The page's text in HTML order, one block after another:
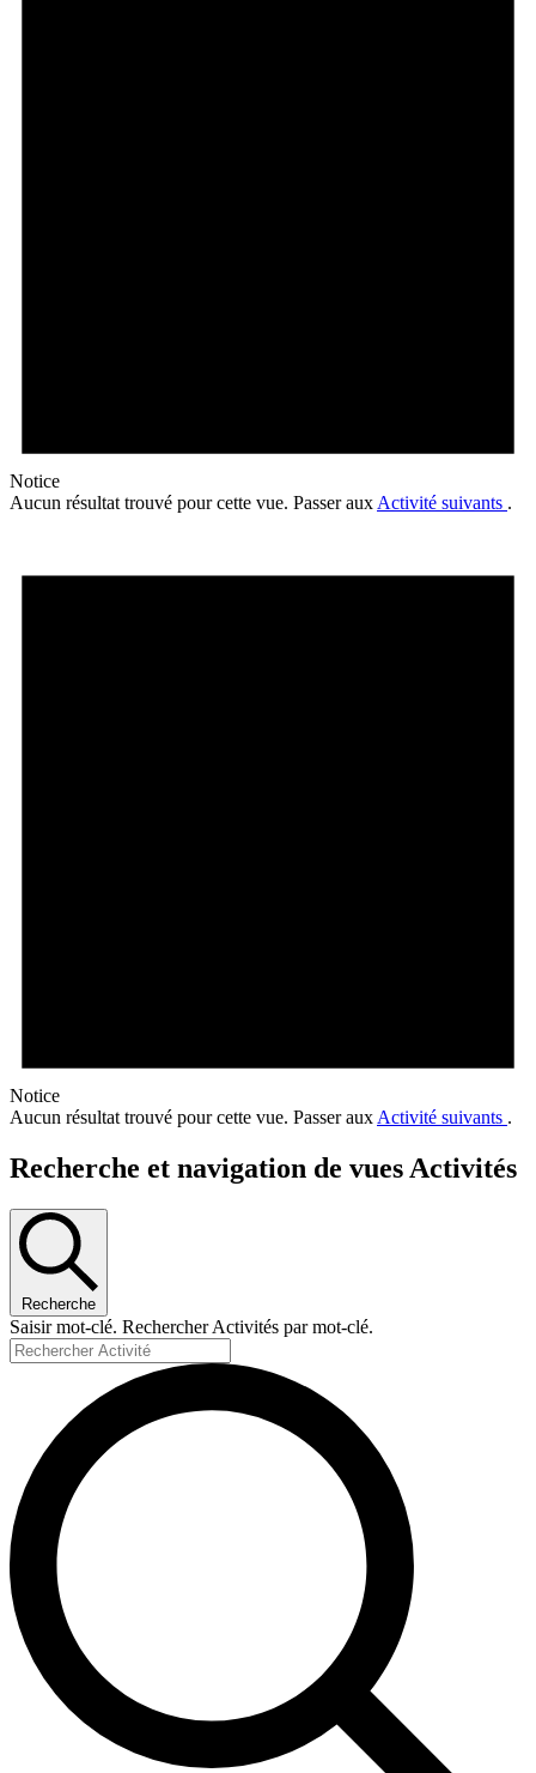
Notice
Aucun résultat trouvé pour cette vue. Passer aux Activité suivants .
Notice
Aucun résultat trouvé pour cette vue. Passer aux Activité suivants .
Recherche et navigation de vues Activités
Recherche
Saisir mot-clé. Rechercher Activités par mot-clé.